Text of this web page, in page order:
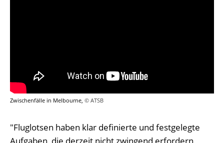
Zwischenfälle in Melbourne, © ATSB
"Fluglotsen haben klar definierte und festgelegte